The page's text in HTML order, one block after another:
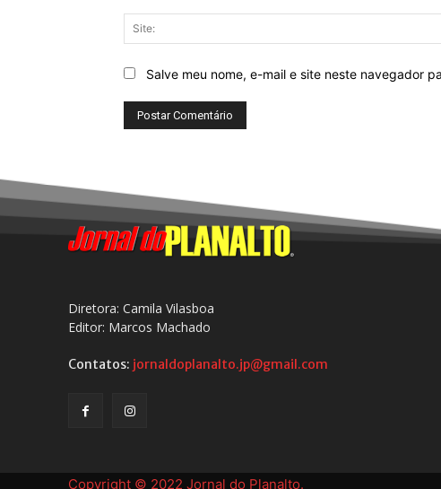
Salve meu nome, e-mail e site neste navegador
Diretora: Camila Vilasboa
Editor: Marcos Machado
Contatos: jornaldoplanalto.jp@gmail.com
Copyright © 2022 Jornal do Planalto.